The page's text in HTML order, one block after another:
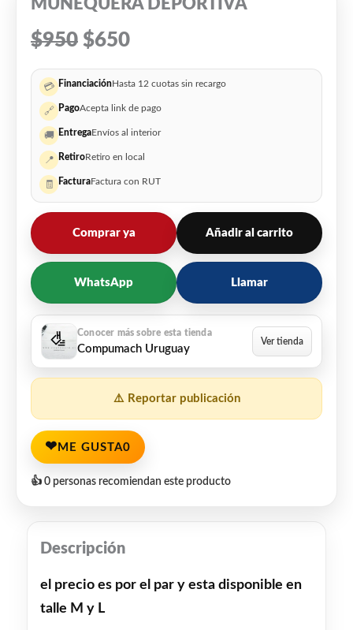
MUÑEQUERA DEPORTIVA
$950 $650
💳 FinanciaciónHasta 12 cuotas sin recargo
🔗 PagoAcepta link de pago
🚚 EntregaEnvíos al interior
📍 RetiroRetiro en local
🧾 FacturaFactura con RUT
Comprar ya Añadir al carrito
WhatsApp Llamar
Compumach Uruguay
⚠️ Reportar publicación
❤ ME GUSTA0
👍 0 personas recomiendan este producto
Descripción
el precio es por el par y esta disponible en
talle M y L